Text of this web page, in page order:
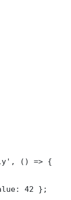
() => {
42 };